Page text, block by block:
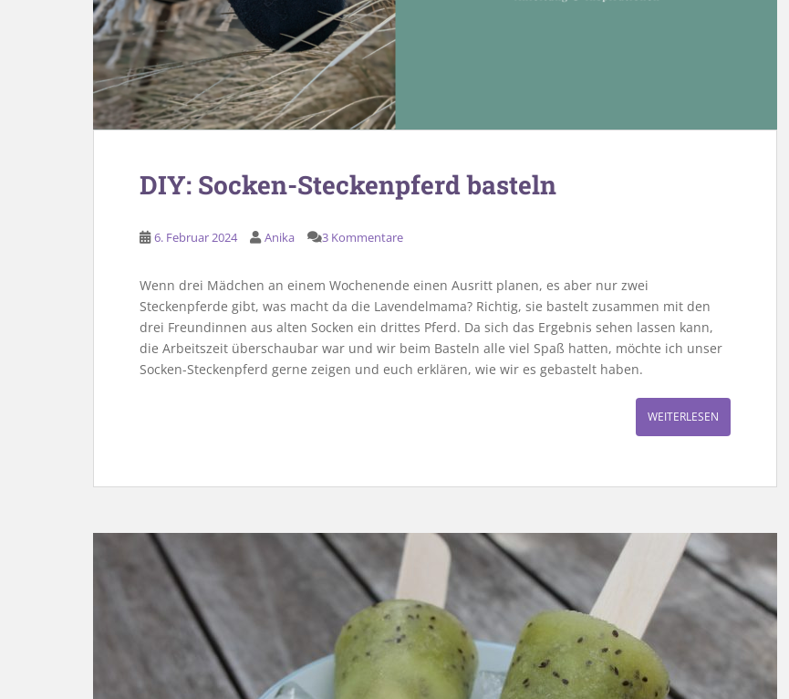
DIY: Socken-Steckenpferd basteln
6. Februar 2024 Anika 3 Kommentare
Wenn drei Mädchen an einem Wochenende einen Ausritt planen, es aber nur zwei
Steckenpferde gibt, was macht da die Lavendelmama? Richtig, sie bastelt zusammen mit den
drei Freundinnen aus alten Socken ein drittes Pferd. Da sich das Ergebnis sehen lassen kann,
die Arbeitszeit überschaubar war und wir beim Basteln alle viel Spaß hatten, möchte ich unser
Socken-Steckenpferd gerne zeigen und euch erklären, wie wir es gebastelt haben.
WEITERLESEN